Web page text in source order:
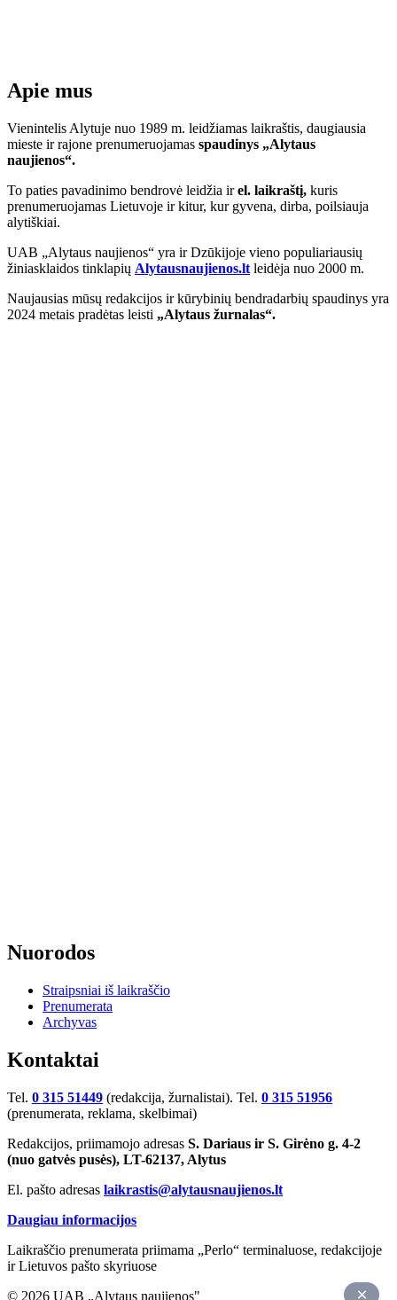
Apie mus
Vienintelis Alytuje nuo 1989 m. leidžiamas laikraštis, daugiausia
mieste ir rajone prenumeruojamas spaudinys „Alytaus
naujienos“.
To paties pavadinimo bendrovė leidžia irel. laikraštį, kuris
prenumeruojamas Lietuvoje ir kitur, kur gyvena, dirba, poilsiauja
alytiškiai.
UAB „Alytaus naujienos“ yra ir Dzūkijoje vieno populiariausių
žiniasklaidos tinklapių Alytausnaujienos.lt leidėja nuo 2000 m.
Naujausias mūsų redakcijos ir kūrybinių bendradarbių spaudinys yra
2024 metais pradėtas leisti „Alytaus žurnalas“.
Nuorodos
Straipsniai iš laikraščio
Prenumerata
Archyvas
Kontaktai
Tel. 0 315 51449 (redakcija, žurnalistai). Tel. 0 315 51956
(prenumerata, reklama, skelbimai)
Redakcijos, priimamojo adresas S. Dariaus ir S. Girėno g. 4-2
(nuo gatvės pusės), LT-62137, Alytus
El. pašto adresas laikrastis@alytausnaujienos.lt
Daugiau informacijos
Laikraščio prenumerata priimama „Perlo“ terminaluose, redakcijoje
ir Lietuvos pašto skyriuose
© 2026 UAB „Alytaus naujienos"